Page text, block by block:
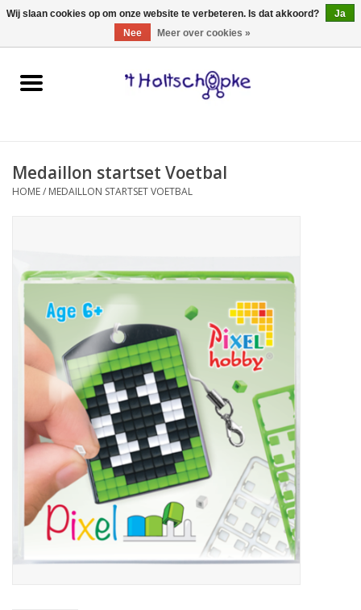
0 Artikelen - €0,00
Home
spellen
hebbedingen
kinderkamer
eten & drinken
knuffels
boeken
SALE
Medaillon startset Voetbal
HOME/ MEDAILLON STARTSET VOETBAL
Wij slaan cookies op om onze website te verbeteren. Is dat akkoord?
Ja
Nee
Meer over cookies »